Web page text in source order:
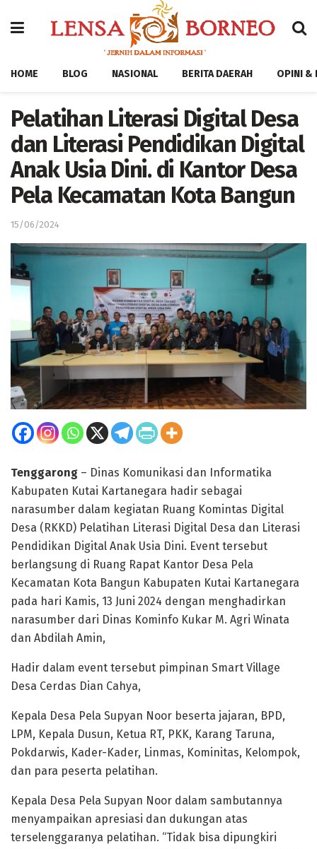
HOME BLOG NASIONAL BERITA DAERAH OPINI &
Pelatihan Literasi Digital Desa
dan Literasi Pendidikan Digital
Anak Usia Dini. di Kantor Desa
Pela Kecamatan Kota Bangun
15/06/2024
Tenggarong – Dinas Komunikasi dan Informatika
Kabupaten Kutai Kartanegara hadir sebagai
narasumber dalam kegiatan Ruang Komintas Digital
Desa (RKKD) Pelatihan Literasi Digital Desa dan Literasi
Pendidikan Digital Anak Usia Dini. Event tersebut
berlangsung di Ruang Rapat Kantor Desa Pela
Kecamatan Kota Bangun Kabupaten Kutai Kartanegara
pada hari Kamis, 13 Juni 2024 dengan menghadirkan
narasumber dari Dinas Kominfo Kukar M. Agri Winata
dan Abdilah Amin,
Hadir dalam event tersebut pimpinan Smart Village
Desa Cerdas Dian Cahya,
Kepala Desa Pela Supyan Noor beserta jajaran, BPD,
LPM, Kepala Dusun, Ketua RT, PKK, Karang Taruna,
Pokdarwis, Kader-Kader, Linmas, Kominitas, Kelompok,
dan para peserta pelatihan.
Kepala Desa Pela Supyan Noor dalam sambutannya
menyampaikan apresiasi dan dukungan atas
terselenggaranya pelatihan. “Tidak bisa dipungkiri